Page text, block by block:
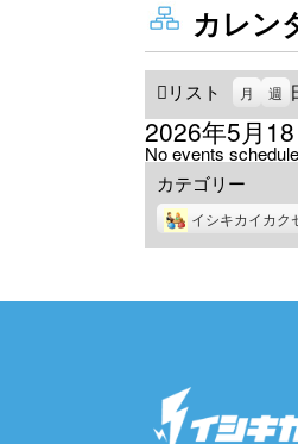
カレン
リスト
示
月 週
2026年5月
No events
カテゴリー
イシキカイカク